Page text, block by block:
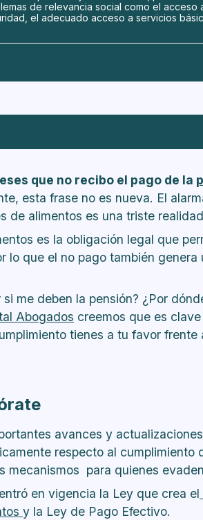
de relevancia social como el acceso
el adecuado acceso a servicios
que no recibo el pago de la
esta frase no es nueva. El
de alimentos es una triste
es la obligación legal que
lo que el no pago también
si me deben la pensión? ¿Por
Abogados creemos que es
tienes a tu favor
avances y
respecto al cumplimiento
mecanismos para quienes
en vigencia la Ley que crea el
y la Ley de Pago Efectivo.